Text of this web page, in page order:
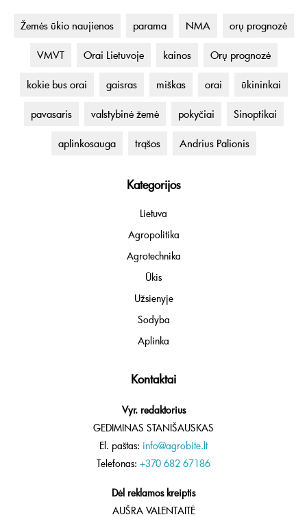
Žemės ūkio naujienos parama NMA orų prognozė
VMVT Orai Lietuvoje kainos Orų prognozė
kokie bus orai gaisras miškas orai ūkininkai
pavasaris valstybinė žemė pokyčiai Sinoptikai
aplinkosauga trąšos Andrius Palionis
Kategorijos
Lietuva
Agropolitika
Agrotechnika
Ūkis
Užsienyje
Sodyba
Aplinka
Kontaktai
Vyr. redaktorius
GEDIMINAS STANIŠAUSKAS
El. paštas: info@agrobite.lt
Telefonas: +370 682 67186
Dėl reklamos kreiptis
AUŠRA VALENTAITĖ